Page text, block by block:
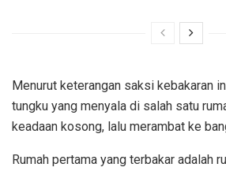
Menurut keterangan saksi kebakaran
tungku yang menyala di salah satu
keadaan kosong, lalu merambat ke
Rumah pertama yang terbakar adalah